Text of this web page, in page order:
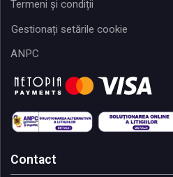
Termeni și condiții
Gestionați setările cookie
ANPC
Contact